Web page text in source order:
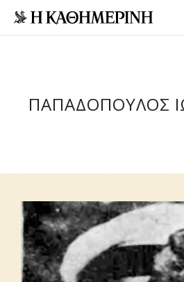
ΠΑΠΑΔΟΠΟΥΛΟΣ